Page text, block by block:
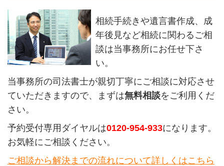
相続手続きや遺言書作成、成
年後見など相続に関わるご相
談は当事務所にお任せ下さ
い。
当事務所の司法書士が親切丁寧にご相談に対応させ
ていただきますので、まずは無料相談をご利用くだ
さい。
予約受付専用ダイヤルは0120-954-933になります。
お気軽にご相談ください。
ご相談から解決までの流れについて詳しくはこちら